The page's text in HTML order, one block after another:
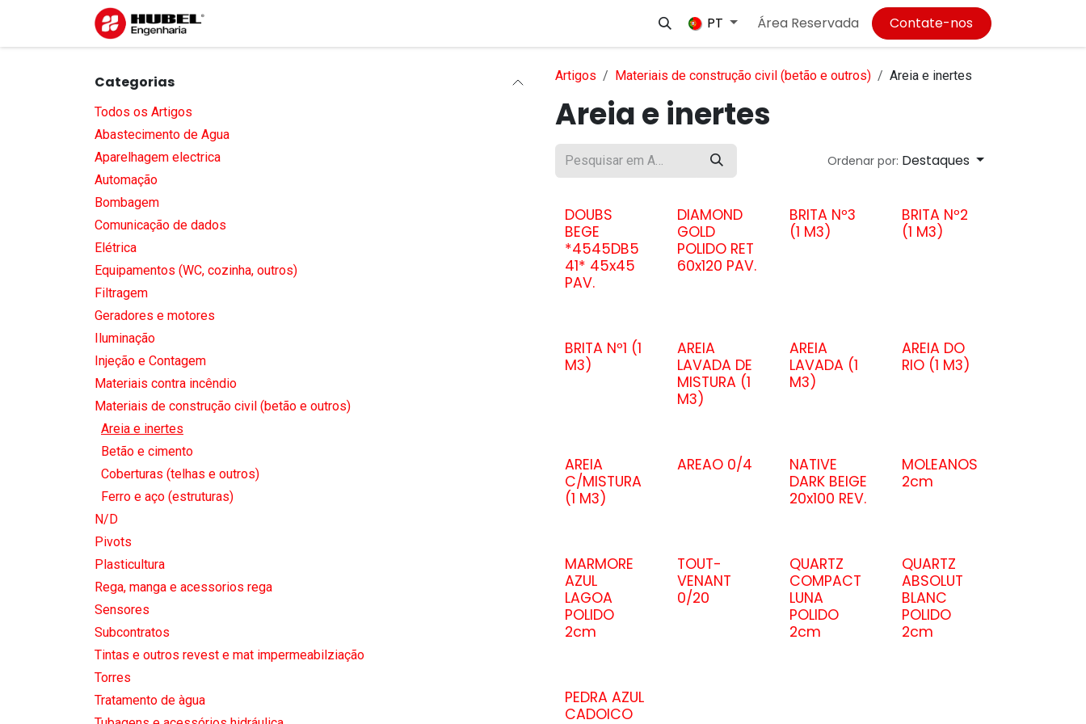
Pular para o conteúdo
Empregos
PT Área Reservada Contate-nos
Categorias
Todos os Artigos
Abastecimento de Agua
Aparelhagem electrica
Automação
Bombagem
Comunicação de dados
Elétrica
Equipamentos (WC, cozinha, outros)
Filtragem
Geradores e motores
Iluminação
Injeção e Contagem
Materiais contra incêndio
Materiais de construção civil (betão e outros)
Areia e inertes
Betão e cimento
Coberturas (telhas e outros)
Ferro e aço (estruturas)
N/D
Pivots
Plasticultura
Rega, manga e acessorios rega
Sensores
Subcontratos
Tintas e outros revest e mat impermeabilziação
Torres
Tratamento de àgua
Artigos Materiais de construção civil (betão e outros) Areia e inertes
Areia e inertes
Ordenar por: Destaques
DOUBS
BEGE
*4545DB5
41* 45x45
PAV.
DIAMOND
GOLD
POLIDO RET
60x120 PAV.
BRITA Nº3
(1 M3)
BRITA Nº2
(1 M3)
BRITA Nº1 (1
M3)
AREIA
LAVADA DE
MISTURA (1
M3)
AREIA
LAVADA (1
M3)
AREIA DO
RIO (1 M3)
AREIA
C/MISTURA
(1 M3)
AREAO 0/4
NATIVE
DARK BEIGE
20x100 REV.
MOLEANOS
2cm
MARMORE
AZUL
LAGOA
POLIDO
2cm
TOUT-
VENANT
0/20
QUARTZ
COMPACT
LUNA
POLIDO
2cm
QUARTZ
ABSOLUT
BLANC
POLIDO
2cm
PEDRA AZUL
CADOICO